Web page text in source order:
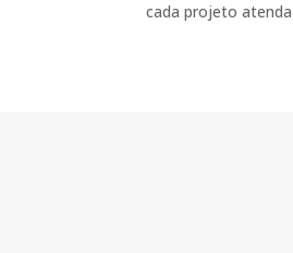
cada projeto